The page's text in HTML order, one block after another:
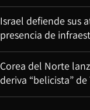
Israel defiende sus
presencia de
Corea del Norte
deriva “belicista”